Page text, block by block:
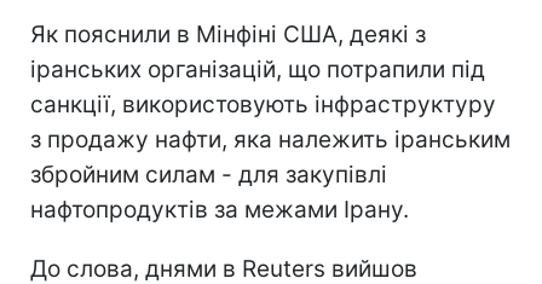
Як пояснили в Мінфіні США, деякі з
іранських організацій, що потрапили під
санкції, використовують інфраструктуру
з продажу нафти, яка належить іранським
збройним силам - для закупівлі
нафтопродуктів за межами Ірану.
До слова, днями в Reuters вийшов